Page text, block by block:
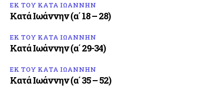
ΕΚ ΤΟΥ ΚΑΤΑ ΙΩΑΝΝΗΝ
Κατά Ιωάννην (α΄ 18 – 28)
ΕΚ ΤΟΥ ΚΑΤΑ ΙΩΑΝΝΗΝ
Κατά Ιωάννην (α΄ 29-34)
ΕΚ ΤΟΥ ΚΑΤΑ ΙΩΑΝΝΗΝ
Κατά Ιωάννην (α΄ 35 – 52)